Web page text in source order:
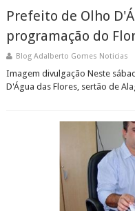
Prefeito de Olho
programação do
Blog Adalberto Gomes Noticias
Imagem divulgação Neste
D'Água das Flores, sertão de